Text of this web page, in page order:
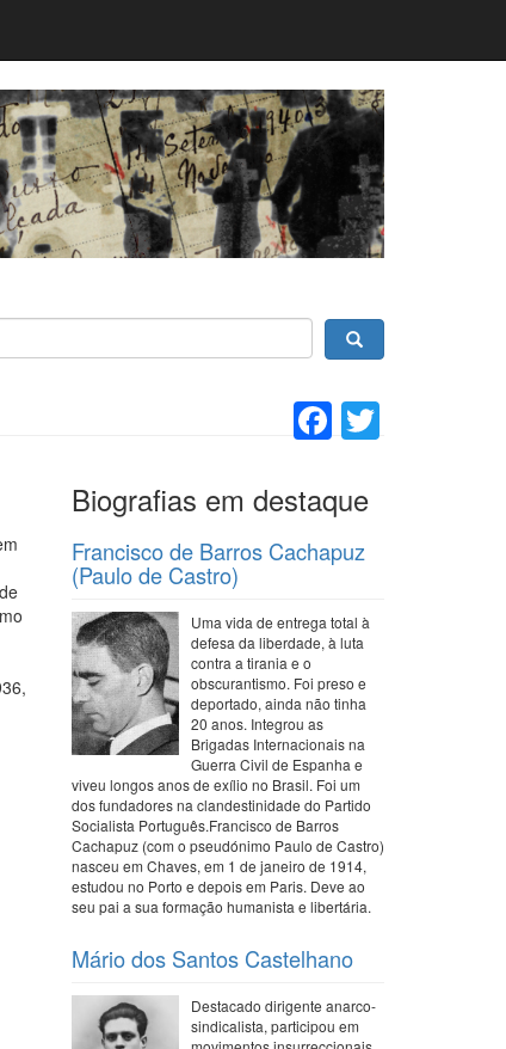
Facebook
Biografias em destaque
Francisco de Barros Cachapuz
(Paulo de Castro)
Uma vida de entrega total à
defesa da liberdade, à luta
contra a tirania e o
obscurantismo. Foi preso e
deportado, ainda não tinha
20 anos. Integrou as
Brigadas Internacionais na
Guerra Civil de Espanha e
viveu longos anos de exílio no Brasil. Foi um
dos fundadores na clandestinidade do Partido
Socialista Português.Francisco de Barros
Cachapuz (com o pseudónimo Paulo de Castro)
nasceu em Chaves, em 1 de janeiro de 1914,
estudou no Porto e depois em Paris. Deve ao
seu pai a sua formação humanista e libertária.
Mário dos Santos Castelhano
Destacado dirigente anarco-
sindicalista, participou em